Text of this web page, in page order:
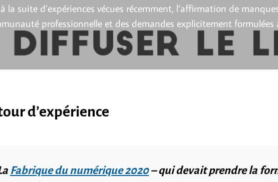
la suite d’expériences vécues récemment, l’affirmation de
professionnelle et des demandes explicitement
d’expérience
Fabrique du numérique 2020– qui devait prendre la